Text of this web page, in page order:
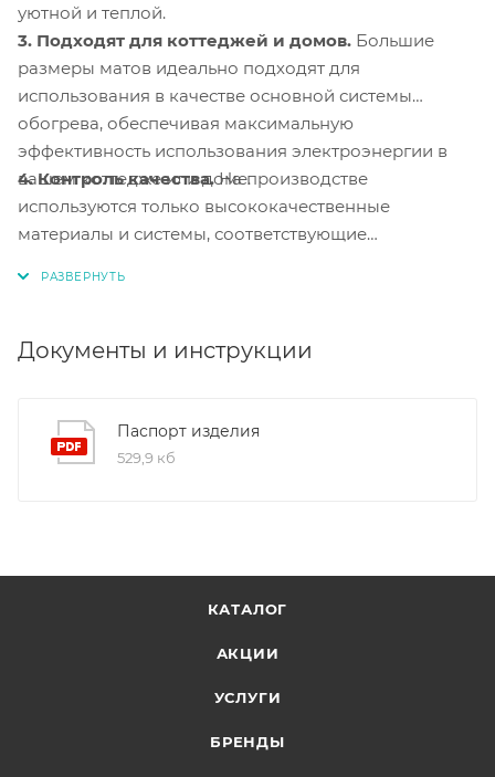
уютной и теплой.
3. Подходят для коттеджей и домов. Большие
размеры матов идеально подходят для
использования в качестве основной системы
обогрева, обеспечивая максимальную
эффективность использования электроэнергии в
вашем коттедже или доме.
4. Контроль качества.На производстве
используются только высококачественные
материалы и системы, соответствующие
Документы и инструкции
Паспорт изделия
529,9 кб
КАТАЛОГ
АКЦИИ
УСЛУГИ
БРЕНДЫ